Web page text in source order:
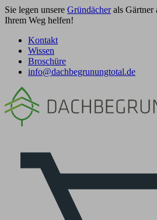
Sie legen unsere Gründächerals Gärtner
Ihrem Weg helfen!
Kontakt
Wissen
Broschüre
info@dachbegrunungtotal.de